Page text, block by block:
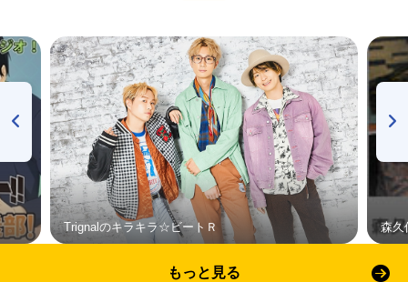
Trignalのキラキラ☆ビートＲ 森久
もっと見る